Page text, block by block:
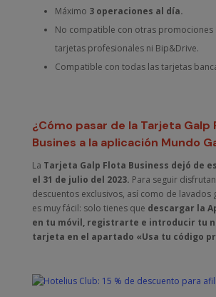
Máximo 3 operaciones al día.
No compatible con otras promociones
tarjetas profesionales ni Bip&Drive.
Compatible con todas las tarjetas
¿Cómo pasar de la Tarjeta Galp
Busines a la aplicación Mundo
La Tarjeta Galp Flota Business dejó de
el 31 de julio del 2023. Para seguir
descuentos exclusivos, así como de lavados
es muy fácil: solo tienes que descargar la
en tu móvil, registrarte e introducir tu
tarjeta en el apartado «Usa tu código